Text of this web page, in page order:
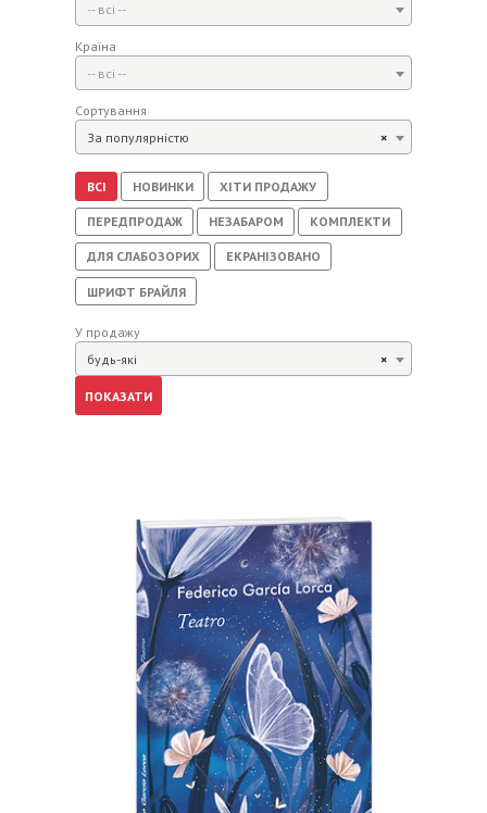
-- всі --
Країна
-- всі --
Сортування
×
За популярністю
ВСІ НОВИНКИ ХІТИ ПРОДАЖУ
ПЕРЕДПРОДАЖ НЕЗАБАРОМ КОМПЛЕКТИ
ДЛЯ СЛАБОЗОРИХ ЕКРАНІЗОВАНО
ШРИФТ БРАЙЛЯ
У продажу
×
будь-які